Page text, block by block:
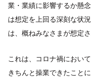
業・業績に影響するか懸
は想定を上回る深刻な状
は、概ねみなさまが想定
これは、コロナ禍におい
きちんと操業できたこと